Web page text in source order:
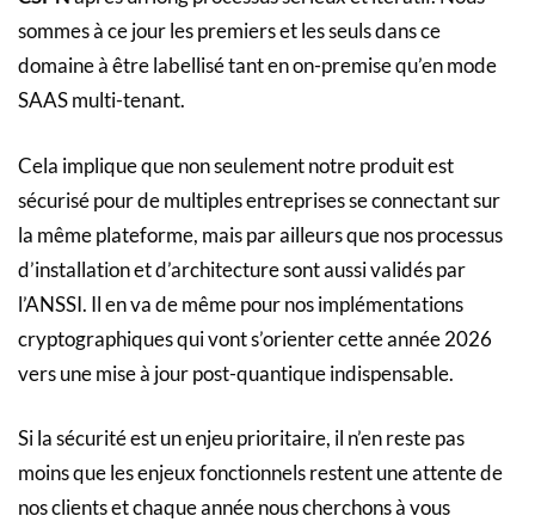
sommes à ce jour les premiers et les seuls dans ce
domaine à être labellisé tant en on-premise qu’en mode
SAAS multi-tenant.
Cela implique que non seulement notre produit est
sécurisé pour de multiples entreprises se connectant sur
la même plateforme, mais par ailleurs que nos processus
d’installation et d’architecture sont aussi validés par
l’ANSSI. Il en va de même pour nos implémentations
cryptographiques qui vont s’orienter cette année 2026
vers une mise à jour post-quantique indispensable.
Si la sécurité est un enjeu prioritaire, il n’en reste pas
moins que les enjeux fonctionnels restent une attente de
nos clients et chaque année nous cherchons à vous